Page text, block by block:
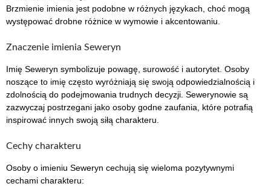
Brzmienie imienia jest podobne w różnych językach, choć mogą
występować drobne różnice w wymowie i akcentowaniu.
Znaczenie imienia Seweryn
Imię Seweryn symbolizuje powagę, surowość i autorytet. Osoby
noszące to imię często wyróżniają się swoją odpowiedzialnością i
zdolnością do podejmowania trudnych decyzji. Sewerynowie są
zazwyczaj postrzegani jako osoby godne zaufania, które potrafią
inspirować innych swoją siłą charakteru.
Cechy charakteru
Osoby o imieniu Seweryn cechują się wieloma pozytywnymi
cechami charakteru: